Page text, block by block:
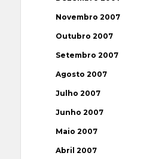
Novembro 2007
Outubro 2007
Setembro 2007
Agosto 2007
Julho 2007
Junho 2007
Maio 2007
Abril 2007